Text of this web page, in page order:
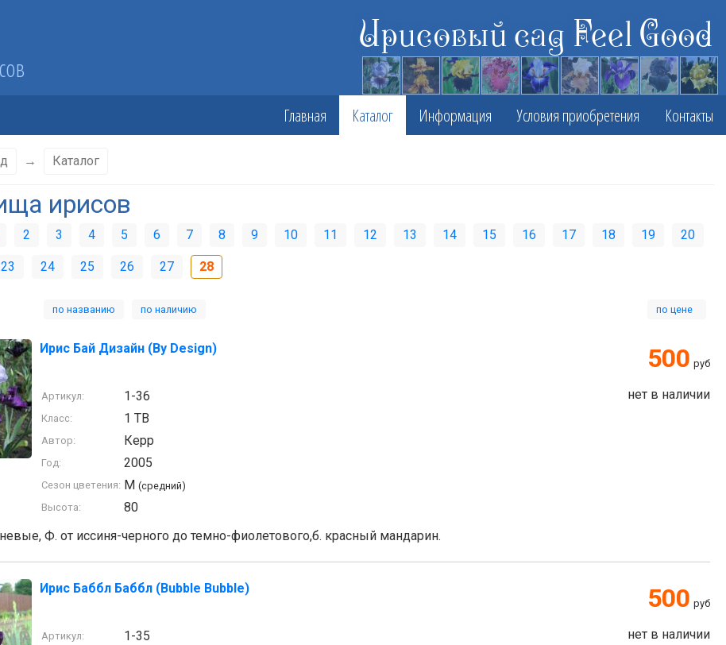
Ирисовый сад Feel Good
Главная Каталог Информация Условия приобретения Контакты
→ Каталог
ирисов
2 3 4 5 6 7 8 9 10 11 12 13 14 15 16 17 18 19 20
23 24 25 26 27 28
по названию по наличию по цене
Ирис Бай Дизайн (By Design) 500 руб
нет в наличии
Артикул: 1-36
Класс: 1 TB
Автор: Керр
Год: 2005
Сезон цветения: M (средний)
Высота:
80
Ф. от иссиня-черного до темно-фиолетового,б. красный мандарин.
Ирис Баббл Баббл (Bubble Bubble) 500 руб
нет в наличии
Артикул: 1-35